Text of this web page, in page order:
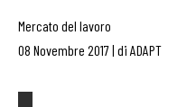
Mercato del lavoro
08 Novembre 2017| di ADAPT